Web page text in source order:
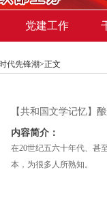
党建工作
时代先锋潮>正文
【共和国文学记忆】
内容简介：
在20世纪五六十年代、甚
本，为很多人所熟知。